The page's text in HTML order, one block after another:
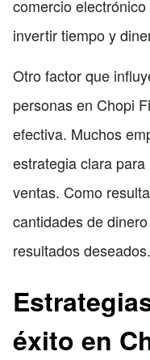
comercio
invertir tiempo y
Otro factor que
personas en Chopi
efectiva. Muchos
estrategia clara
ventas. Como
cantidades de
resultados deseados.
éxito en